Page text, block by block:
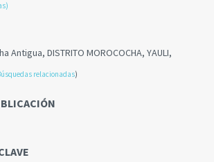
Antigua, DISTRITO MOROCOCHA, YAULI,
relacionadas)